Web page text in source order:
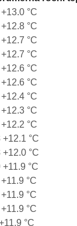
°C
°C
°C
°C
°C
°C
°C
°C
°C
°C
°C
°C
°C
°C
°C
°C